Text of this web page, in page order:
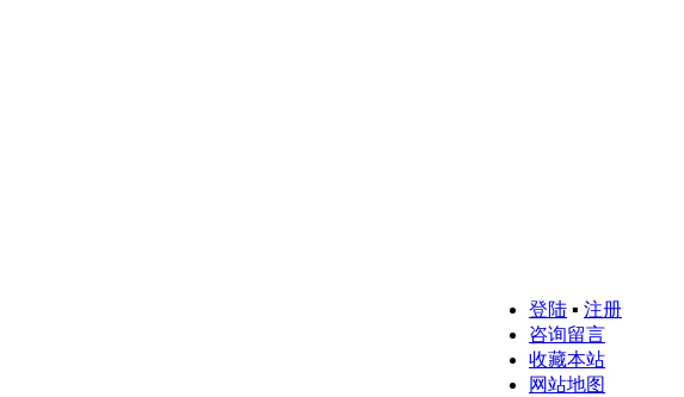
登陆 ▪ 注册
咨询留言
收藏本站
网站地图